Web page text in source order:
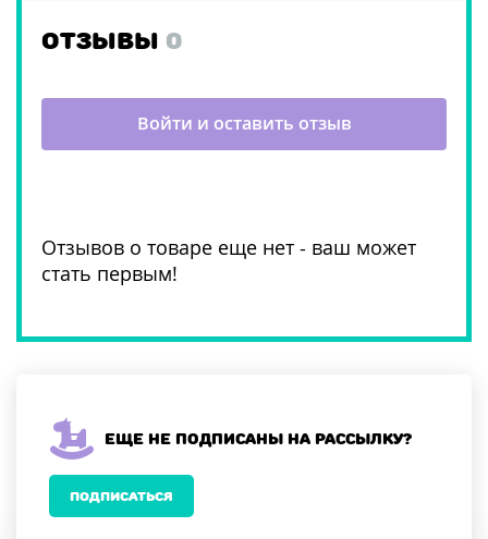
ОТЗЫВЫ 0
Отзывов о товаре еще нет - ваш может
стать первым!
Войти и оставить отзыв
Еще не подписаны на рассылку?
ПОДПИСАТЬСЯ